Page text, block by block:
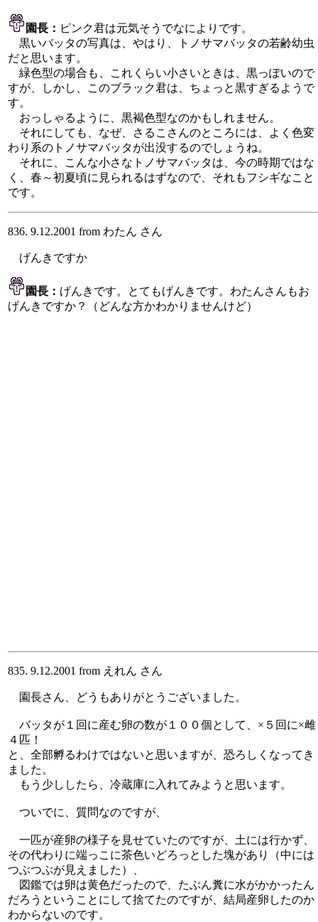
園長： ピンク君は元気そうでなによりです。
黒いバッタの写真は、やはり、トノサマバッタの若齢幼虫
だと思います。
緑色型の場合も、これくらい小さいときは、黒っぽいので
すが、しかし、このブラック君は、ちょっと黒すぎるようで
す。
おっしゃるように、黒褐色型なのかもしれません。
それにしても、なぜ、さるこさんのところには、よく色変
わり系のトノサマバッタが出没するのでしょうね。
それに、こんな小さなトノサマバッタは、今の時期ではな
く、春～初夏頃に見られるはずなので、それもフシギなこと
です。
836. 9.12.2001 from わたん さん
げんきですか
園長： げんきです。とてもげんきです。わたんさんもお
げんきですか？（どんな方かわかりませんけど）
835. 9.12.2001 from えれん さん
園長さん、どうもありがとうございました。
バッタが１回に産む卵の数が１００個として、×５回に×雌
４匹！
と、全部孵るわけではないと思いますが、恐ろしくなってき
ました。
もう少ししたら、冷蔵庫に入れてみようと思います。
ついでに、質問なのですが、
一匹が産卵の様子を見せていたのですが、土には行かず、
その代わりに端っこに茶色いどろっとした塊があり（中には
つぶつぶが見えました）、
図鑑では卵は黄色だったので、たぶん糞に水がかかったん
だろうということにして捨てたのですが、結局産卵したのか
わからないのです。